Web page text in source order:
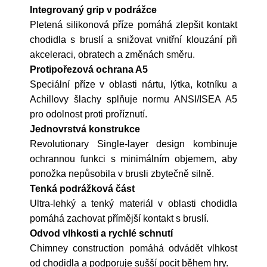
Integrovaný grip v podrážce
Pletená silikonová příze pomáhá zlepšit kontakt
chodidla s bruslí a snižovat vnitřní klouzání při
akceleraci, obratech a změnách směru.
Protipořezová ochrana A5
Speciální příze v oblasti nártu, lýtka, kotníku a
Achillovy šlachy splňuje normu ANSI/ISEA A5
pro odolnost proti proříznutí.
Jednovrstvá konstrukce
Revolutionary Single-layer design kombinuje
ochrannou funkci s minimálním objemem, aby
ponožka nepůsobila v brusli zbytečně silně.
Tenká podrážková část
Ultra-lehký a tenký materiál v oblasti chodidla
pomáhá zachovat přímější kontakt s bruslí.
Odvod vlhkosti a rychlé schnutí
Chimney construction pomáhá odvádět vlhkost
od chodidla a podporuje sušší pocit během hry.